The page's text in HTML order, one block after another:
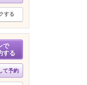
する
で
する
て予約